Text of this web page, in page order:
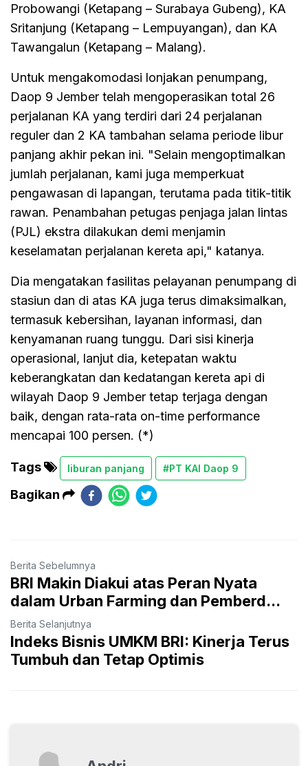
Probowangi (Ketapang – Surabaya Gubeng), KA
Sritanjung (Ketapang – Lempuyangan), dan KA
Tawangalun (Ketapang – Malang).
Untuk mengakomodasi lonjakan penumpang,
Daop 9 Jember telah mengoperasikan total 26
perjalanan KA yang terdiri dari 24 perjalanan
reguler dan 2 KA tambahan selama periode libur
panjang akhir pekan ini. "Selain mengoptimalkan
jumlah perjalanan, kami juga memperkuat
pengawasan di lapangan, terutama pada titik-titik
rawan. Penambahan petugas penjaga jalan lintas
(PJL) ekstra dilakukan demi menjamin
keselamatan perjalanan kereta api," katanya.
Dia mengatakan fasilitas pelayanan penumpang di
stasiun dan di atas KA juga terus dimaksimalkan,
termasuk kebersihan, layanan informasi, dan
kenyamanan ruang tunggu. Dari sisi kinerja
operasional, lanjut dia, ketepatan waktu
keberangkatan dan kedatangan kereta api di
wilayah Daop 9 Jember tetap terjaga dengan
baik, dengan rata-rata on-time performance
mencapai 100 persen. (*)
Tags liburan panjang #PT KAI Daop 9
Bagikan
Berita Sebelumnya
BRI Makin Diakui atas Peran Nyata
dalam Urban Farming dan Pemberd...
Berita Selanjutnya
Indeks Bisnis UMKM BRI: Kinerja Terus
Tumbuh dan Tetap Optimis